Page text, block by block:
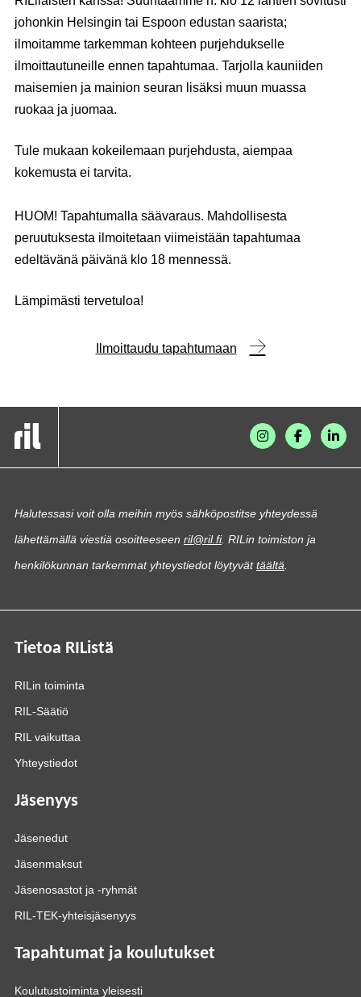
johonkin Helsingin tai Espoon edustan saarista;
ilmoitamme tarkemman kohteen purjehdukselle
ilmoittautuneille ennen tapahtumaa. Tarjolla kauniiden
maisemien ja mainion seuran lisäksi muun muassa
ruokaa ja juomaa.
Tule mukaan kokeilemaan purjehdusta, aiempaa
kokemusta ei tarvita.
HUOM! Tapahtumalla säävaraus. Mahdollisesta
peruutuksesta ilmoitetaan viimeistään tapahtumaa
edeltävänä päivänä klo 18 mennessä.
Lämpimästi tervetuloa!
Ilmoittaudu tapahtumaan
Halutessasi voit olla meihin myös sähköpostitse yhteydessä
lähettämällä viestiä osoitteeseen ril@ril.fi. RILin toimiston ja
henkilökunnan tarkemmat yhteystiedot löytyvättäältä
Tietoa RIListä
RILin toiminta
RIL-Säätiö
RIL vaikuttaa
Yhteystiedot
Jäsenyys
Jäsenedut
Jäsenmaksut
Jäsenosastot ja -ryhmät
RIL-TEK-yhteisjäsenyys
Tapahtumat ja koulutukset
Koulutustoiminta yleisesti